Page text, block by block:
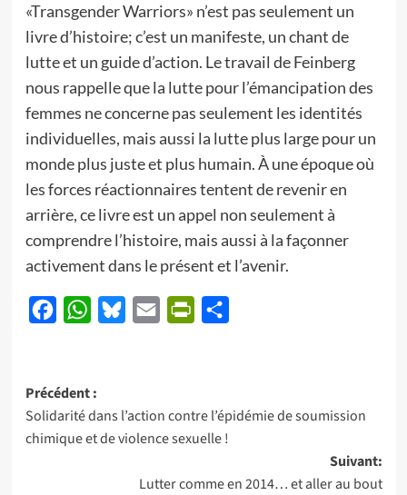
«Transgender Warriors» n’est pas seulement un
livre d’histoire; c’est un manifeste, un chant de
lutte et un guide d’action. Le travail de Feinberg
nous rappelle que la lutte pour l’émancipation des
femmes ne concerne pas seulement les identités
individuelles, mais aussi la lutte plus large pour un
monde plus juste et plus humain. À une époque où
les forces réactionnaires tentent de revenir en
arrière, ce livre est un appel non seulement à
comprendre l’histoire, mais aussi à la façonner
activement dans le présent et l’avenir.
FacebookWhatsApp
BlueskyEmail PrintFriendly
Navigation
d’article
Précédent :
Solidarité dans l’action contre l’épidémie de soumission
chimique et de violence sexuelle !
Suivant:
Lutter comme en 2014… et aller au bout